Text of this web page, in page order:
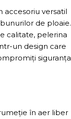
accesoriu versatil
de ploaie.
calitate, pelerina
un design care
siguranța
în aer liber